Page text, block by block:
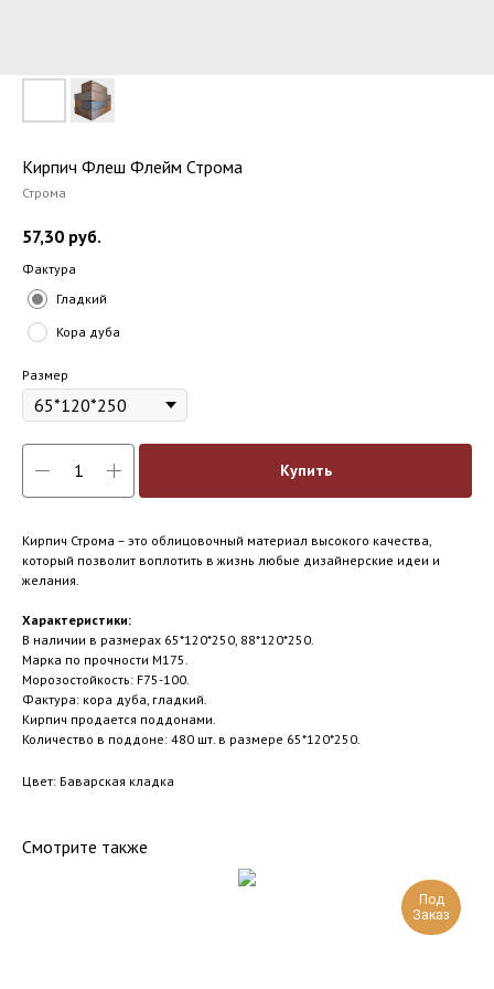
Кирпич Флеш Флейм Строма
Строма
57,30 руб.
Фактура
Гладкий
Кора дуба
Размер
Купить
Кирпич Строма – это облицовочный материал высокого качества,
который позволит воплотить в жизнь любые дизайнерские идеи и
желания.
Характеристики:
В наличии в размерах 65*120*250, 88*120*250.
Марка по прочности М175.
Морозостойкость: F75-100.
Фактура: кора дуба, гладкий.
Кирпич продается поддонами.
Количество в поддоне: 480 шт. в размере 65*120*250.
Цвет: Баварская кладка
Смотрите также
Под
Заказ